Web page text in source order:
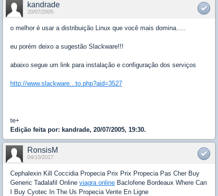
kandrade
20/07/2005
o melhor é usar a distribuição Linux que você mais domina.....
eu porém deixo a sugestão Slackware!!!
abaixo segue um link para instalação e configuração dos serviços
http://www.slackware...to.php?aid=3527
te+
Edição feita por: kandrade, 20/07/2005, 19:30.
RonsisM
04/10/2017
Cephalexin Kill Coccidia Propecia Prix Prix Propecia Pas Cher Buy
Generic Tadalafil Online viagra online Baclofene Bordeaux Where Can
I Buy Cyotec In The Us Propecia Vente En Ligne